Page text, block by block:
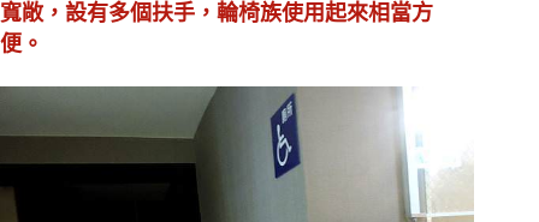
寬敞，設有多個扶手，輪椅族使用起來相當方
便。